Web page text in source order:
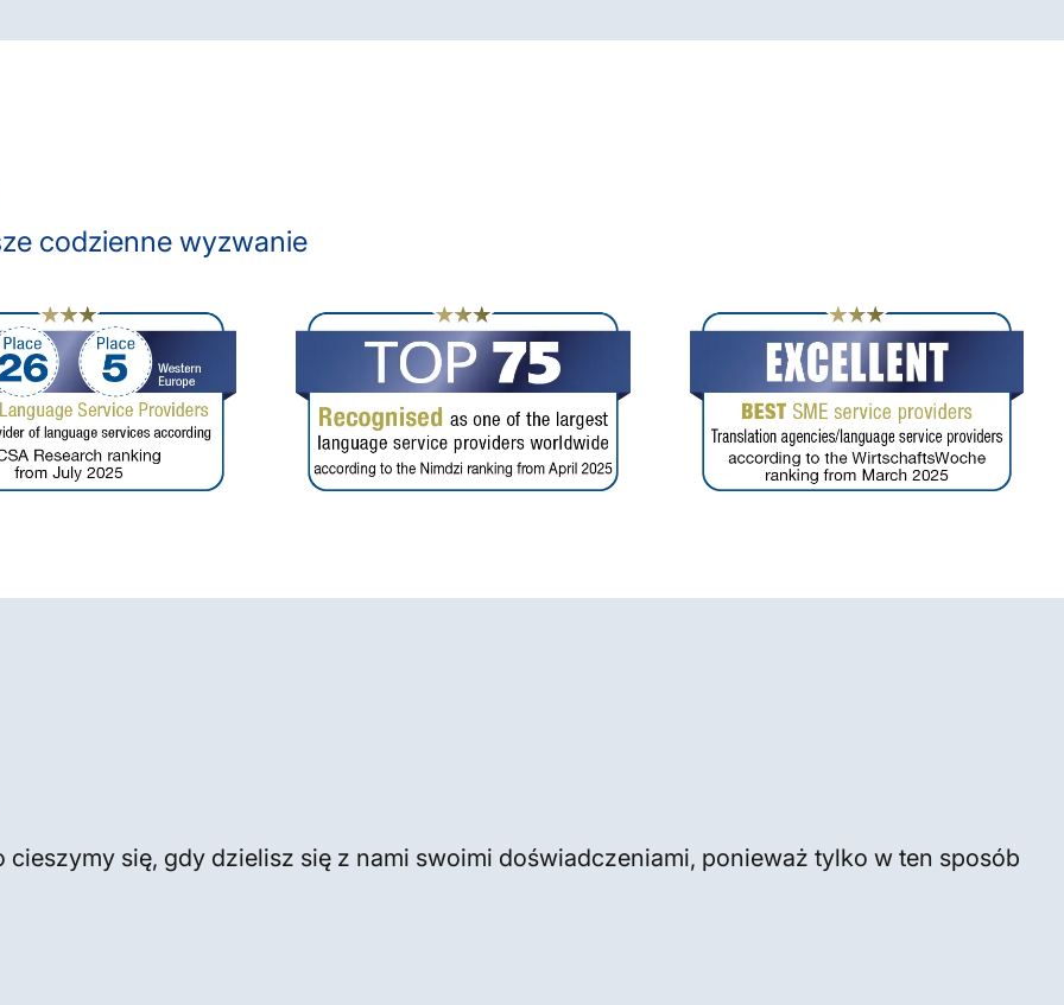
codzienne wyzwanie
się, gdy dzielisz się z nami swoimi doświadczeniami, ponieważ tylko w ten sposób